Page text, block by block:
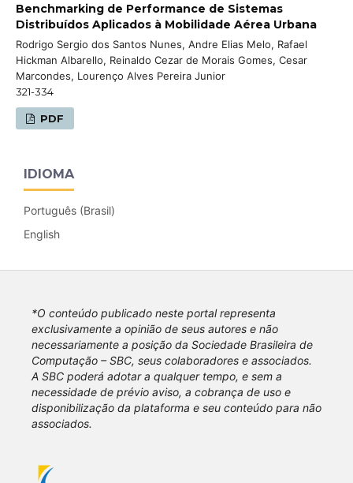
Benchmarking de Performance de Sistemas
Distribuídos Aplicados à Mobilidade Aérea Urbana
Rodrigo Sergio dos Santos Nunes, Andre Elias Melo, Rafael
Hickman Albarello, Reinaldo Cezar de Morais Gomes, Cesar
Marcondes, Lourenço Alves Pereira Junior
321-334
PDF
IDIOMA
Português (Brasil)
English
*O conteúdo publicado neste portal representa
exclusivamente a opinião de seus autores e não
necessariamente a posição da Sociedade Brasileira de
Computação – SBC, seus colaboradores e associados.
A SBC poderá adotar a qualquer tempo, e sem a
necessidade de prévio aviso, a cobrança de uso e
disponibilização da plataforma e seu conteúdo para não
associados.